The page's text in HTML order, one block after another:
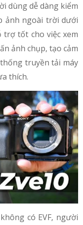
dùng dễ dàng kiểm
ảnh ngoài trời dưới
trợ tốt cho việc xem
ảnh chụp, tạo cảm
truyền tải máy
thích.
có EVF, người